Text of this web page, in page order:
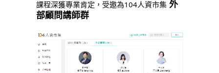
課程深獲專業肯定，受邀為104人資市集 外
部顧問講師群